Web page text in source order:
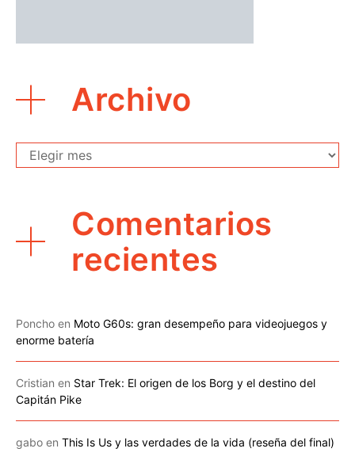
Archivo
Archivo
Comentarios
recientes
Poncho en Moto G60s: gran desempeño para videojuegos y
enorme batería
Cristian en Star Trek: El origen de los Borg y el destino del
Capitán Pike
gabo en This Is Us y las verdades de la vida (reseña del final)